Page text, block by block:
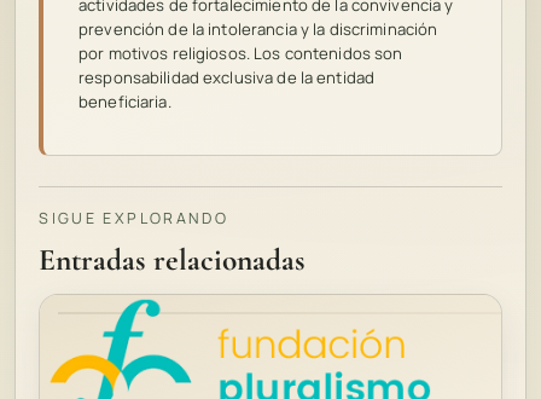
actividades de fortalecimiento de la convivencia y
prevención de la intolerancia y la discriminación
por motivos religiosos. Los contenidos son
responsabilidad exclusiva de la entidad
beneficiaria.
SIGUE EXPLORANDO
Entradas relacionadas